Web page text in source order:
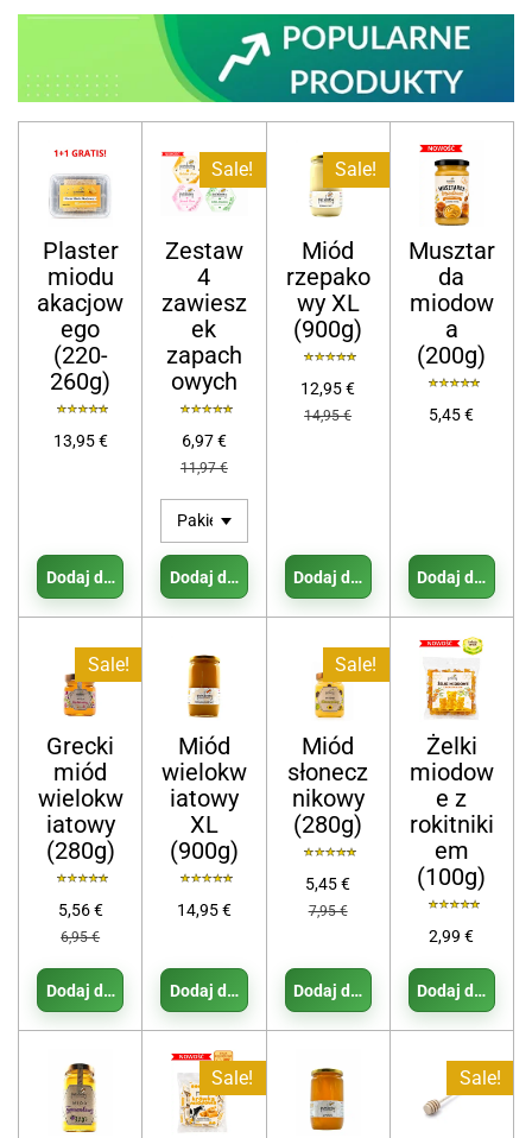
Plaster
miodu
akacjow
ego
(220-
260g)
13,95 €
Dodaj do koszyka
Sale!
Zestaw
4
zawiesz
ek
zapach
owych
6,97 €
11,97 €
Dodaj do koszyka
Sale!
Miód
rzepako
wy XL
(900g)
12,95 €
14,95 €
Dodaj do koszyka
Musztar
da
miodow
a
(200g)
5,45 €
Dodaj do
Sale!
Grecki
miód
wielokw
iatowy
(280g)
5,56 €
6,95 €
Dodaj do koszyka
Miód
wielokw
iatowy
XL
(900g)
14,95 €
Dodaj do koszyka
Sale!
Miód
słonecz
nikowy
(280g)
5,45 €
7,95 €
Dodaj do koszyka
Żelki
miodow
e z
rokitniki
em
(100g)
2,99 €
Dodaj do
Sale! Sale!